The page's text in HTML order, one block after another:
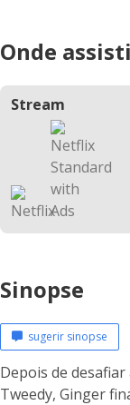
Onde
Stream
Sinopse
sugerir sinopse
Depois de
Tweedy, Ginger